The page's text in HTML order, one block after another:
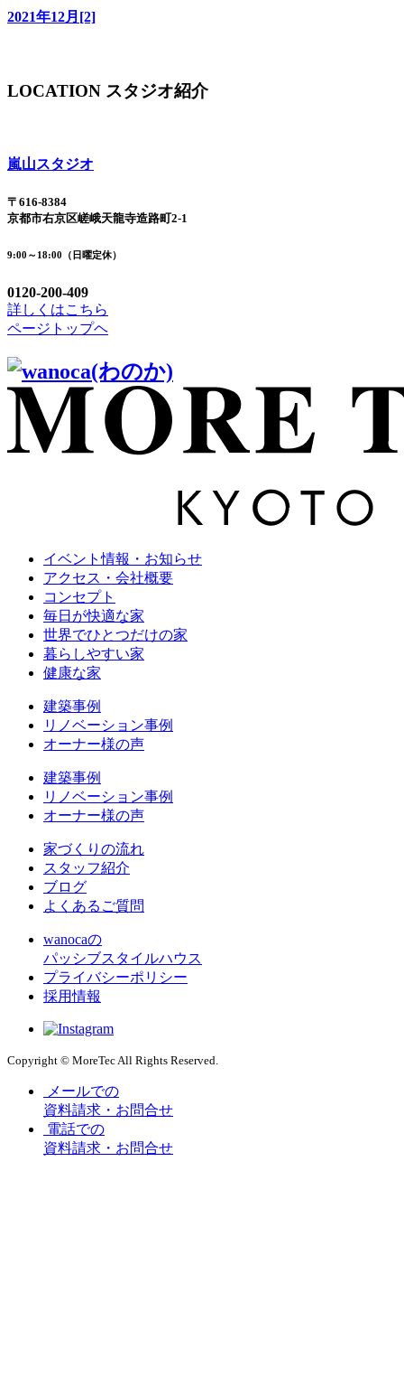
2021年12月[2]
LOCATION スタジオ紹介
嵐山スタジオ
〒616-8384
京都市右京区嵯峨天龍寺造路町2-1
9:00～18:00（日曜定休）
0120-200-409
詳しくはこちら
ページトップヘ
イベント情報・お知らせ
アクセス・会社概要
コンセプト
毎日が快適な家
世界でひとつだけの家
暮らしやすい家
健康な家
建築事例
リノベーション事例
オーナー様の声
建築事例
リノベーション事例
オーナー様の声
家づくりの流れ
スタッフ紹介
ブログ
よくあるご質問
wanocaの
パッシブスタイルハウス
プライバシーポリシー
採用情報
Copyright © MoreTec All Rights Reserved.
メールでの
資料請求・お問合せ
電話での
資料請求・お問合せ